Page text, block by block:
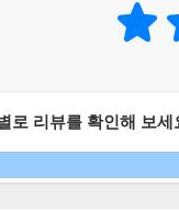
있다. 이건 농담이 아
의 장기를 최대한 인
을 적용한 연구가 이
. 원숭이로 자폐증 모
로 리뷰를 확인해 보세